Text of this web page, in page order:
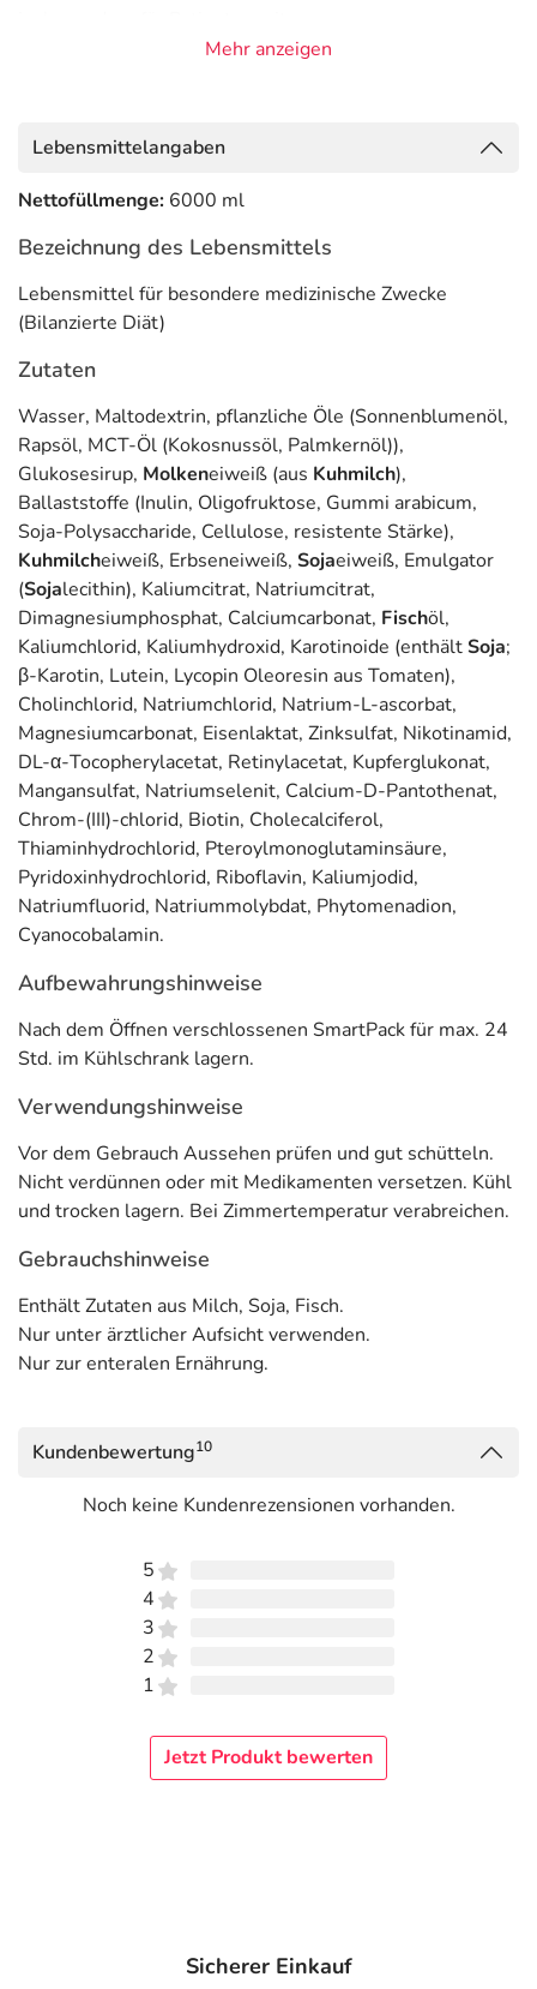
funktionsfähigem Gastrointestinaltrakt, z.B. Kau- und
Flüssigkeitsrestriktion
KONTRAINDIKATIONEN
Nutrison Energy Multi Fibre darf nicht eingesetzt werden,
bei Intoleranzen gegenüber einem der verwendeten
Inhaltsstoffe. Nutrison Energy Multi Fibre ist nicht
geeignet für Säuglinge, für Patienten mit Galaktosämie
oder für Patienten, die eine ballaststofffreie Diät
benötigen. Wichtiger Hinweis: Nutrison Energy Multi
Fibre ist bei Kindern von 1 - 6 Jahren mit besonderer
Vorsicht anzuwenden.
Adresse des Lebensmittel-Unternehmens
Danone Deutschland GmbH
Am Hauptbahnhof 18
60329 Frankfurt
Informationen zu diesem Lebensmittel (wie z. B. Zutaten,
Allergene) sind bei den Lebensmittelangaben als pdf
hinterlegt. (oben)
Mehr anzeigen
Lebensmittelangaben
Nettofüllmenge: 6000 ml
Bezeichnung des Lebensmittels
Lebensmittel für besondere medizinische Zwecke
(Bilanzierte Diät)
Zutaten
Wasser, Maltodextrin, pflanzliche Öle (Sonnenblumenöl,
Rapsöl, MCT-Öl (Kokosnussöl, Palmkernöl)),
Glukosesirup, Molkeneiweiß (aus Kuhmilch),
Ballaststoffe (Inulin, Oligofruktose, Gummi arabicum,
Soja-Polysaccharide, Cellulose, resistente Stärke),
Kuhmilcheiweiß, Erbseneiweiß, Sojaeiweiß, Emulgator
(Sojalecithin), Kaliumcitrat, Natriumcitrat,
Dimagnesiumphosphat, Calciumcarbonat, Fischöl,
Kaliumchlorid, Kaliumhydroxid, Karotinoide (enthältSoja;
β-Karotin, Lutein, Lycopin Oleoresin aus Tomaten),
Cholinchlorid, Natriumchlorid, Natrium-L-ascorbat,
Magnesiumcarbonat, Eisenlaktat, Zinksulfat, Nikotinamid,
DL-α-Tocopherylacetat, Retinylacetat, Kupferglukonat,
Mangansulfat, Natriumselenit, Calcium-D-Pantothenat,
Chrom-(III)-chlorid, Biotin, Cholecalciferol,
Thiaminhydrochlorid, Pteroylmonoglutaminsäure,
Pyridoxinhydrochlorid, Riboflavin, Kaliumjodid,
Natriumfluorid, Natriummolybdat, Phytomenadion,
Cyanocobalamin.
Aufbewahrungshinweise
Nach dem Öffnen verschlossenen SmartPack für max. 24
Std. im Kühlschrank lagern.
Verwendungshinweise
Vor dem Gebrauch Aussehen prüfen und gut schütteln.
Nicht verdünnen oder mit Medikamenten versetzen. Kühl
und trocken lagern. Bei Zimmertemperatur verabreichen.
Gebrauchshinweise
Enthält Zutaten aus Milch, Soja, Fisch.
Nur unter ärztlicher Aufsicht verwenden.
Nur zur enteralen Ernährung.
Kundenbewertung10
Noch keine Kundenrezensionen vorhanden.
5
4
3
2
1
Jetzt Produkt bewerten
Sicherer Einkauf